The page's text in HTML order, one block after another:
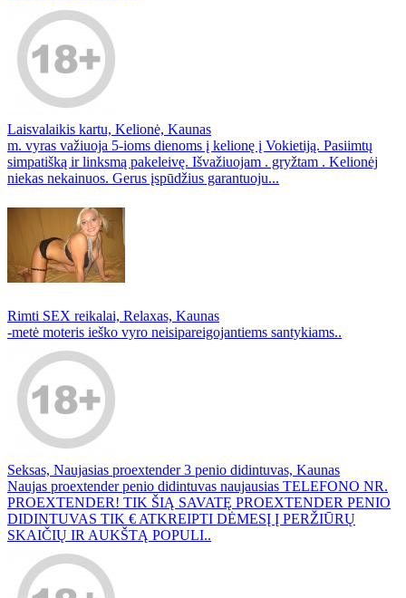
Laisvalaikis kartu, Kelionė, Kaunas
m. vyras važiuoja 5-ioms dienoms į kelionę į Vokietiją. Pasiimtų
simpatišką ir linksmą pakeleivę. Išvažiuojam . gryžtam . Kelionėj
niekas nekainuos. Gerus įspūdžius garantuoju...
Rimti SEX reikalai, Relaxas, Kaunas
-metė moteris ieško vyro neisipareigojantiems santykiams..
Seksas, Naujasias proextender 3 penio didintuvas, Kaunas
Naujas proextender penio didintuvas naujausias TELEFONO NR.
PROEXTENDER! TIK ŠIĄ SAVATĘ PROEXTENDER PENIO
DIDINTUVAS TIK € ATKREIPTI DĖMESĮ Į PERŽIŪRŲ
SKAIČIŲ IR AUKŠTĄ POPULI..